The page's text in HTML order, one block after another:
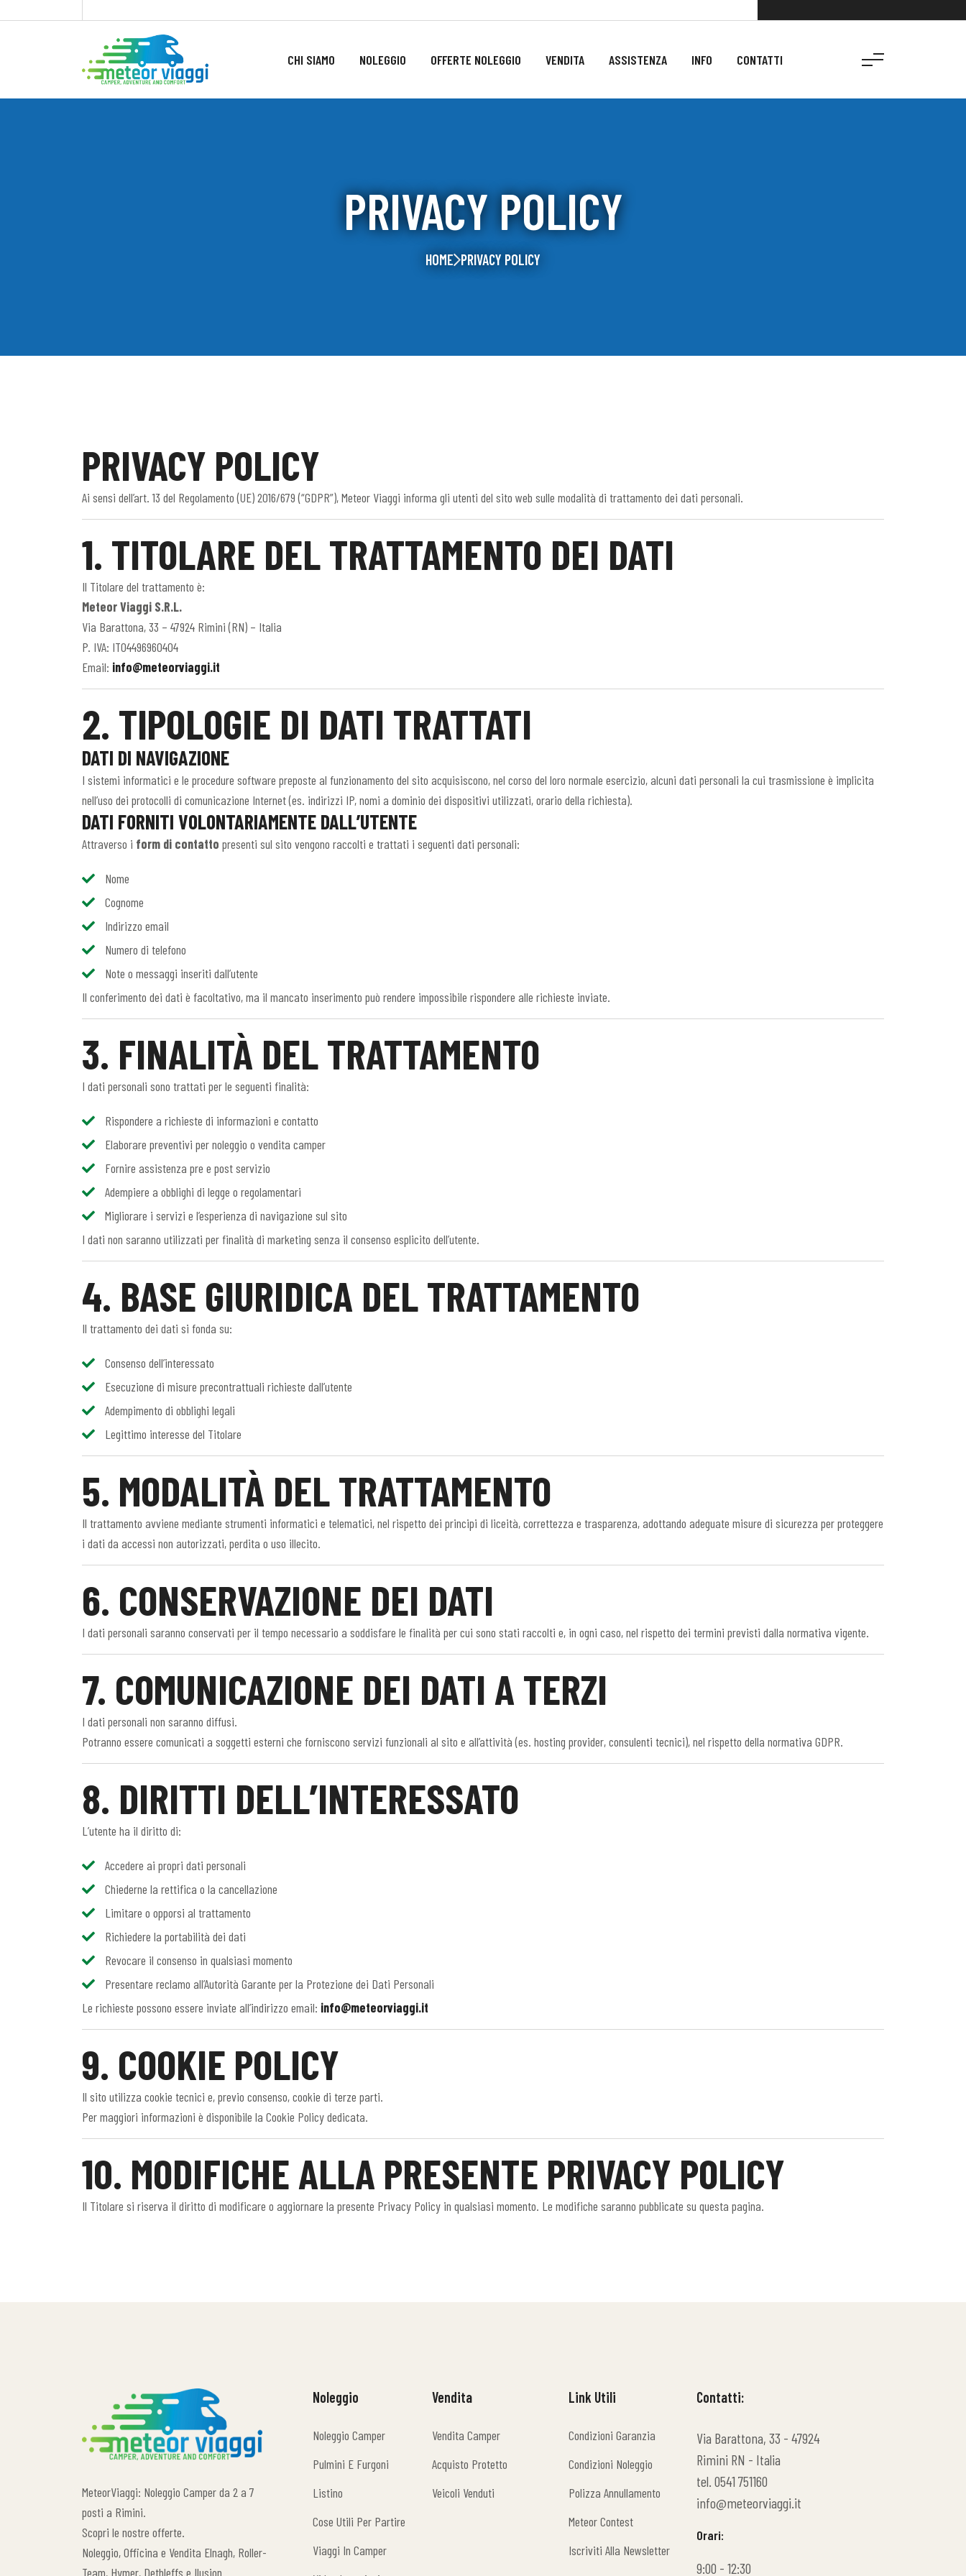
CHI SIAMO NOLEGGIO OFFERTE NOLEGGIO VENDITA ASSISTENZA INFO CONTATTI
PRIVACY POLICY
HOME PRIVACY POLICY
PRIVACY POLICY
Ai sensi dell’art. 13 del Regolamento (UE) 2016/679 (“GDPR”), Meteor Viaggi informa gli utenti del sito web sulle modalità di trattamento dei dati personali.
1. TITOLARE DEL TRATTAMENTO DEI DATI
Il Titolare del trattamento è:
Meteor Viaggi S.R.L.
Via Barattona, 33 – 47924 Rimini (RN) – Italia
P. IVA: IT04496960404
Email: info@meteorviaggi.it
2. TIPOLOGIE DI DATI TRATTATI
DATI DI NAVIGAZIONE
I sistemi informatici e le procedure software preposte al funzionamento del sito acquisiscono, nel corso del loro normale esercizio, alcuni dati personali la cui trasmissione è implicita
nell’uso dei protocolli di comunicazione Internet (es. indirizzi IP, nomi a dominio dei dispositivi utilizzati, orario della richiesta).
DATI FORNITI VOLONTARIAMENTE DALL’UTENTE
Attraverso i form di contatto presenti sul sito vengono raccolti e trattati i seguenti dati personali:
Nome
Cognome
Indirizzo email
Numero di telefono
Note o messaggi inseriti dall’utente
Il conferimento dei dati è facoltativo, ma il mancato inserimento può rendere impossibile rispondere alle richieste inviate.
3. FINALITÀ DEL TRATTAMENTO
I dati personali sono trattati per le seguenti finalità:
Rispondere a richieste di informazioni e contatto
Elaborare preventivi per noleggio o vendita camper
Fornire assistenza pre e post servizio
Adempiere a obblighi di legge o regolamentari
Migliorare i servizi e l’esperienza di navigazione sul sito
I dati non saranno utilizzati per finalità di marketing senza il consenso esplicito dell’utente.
4. BASE GIURIDICA DEL TRATTAMENTO
Il trattamento dei dati si fonda su:
Consenso dell’interessato
Esecuzione di misure precontrattuali richieste dall’utente
Adempimento di obblighi legali
Legittimo interesse del Titolare
5. MODALITÀ DEL TRATTAMENTO
Il trattamento avviene mediante strumenti informatici e telematici, nel rispetto dei principi di liceità, correttezza e trasparenza, adottando adeguate misure di sicurezza per proteggere
i dati da accessi non autorizzati, perdita o uso illecito.
6. CONSERVAZIONE DEI DATI
I dati personali saranno conservati per il tempo necessario a soddisfare le finalità per cui sono stati raccolti e, in ogni caso, nel rispetto dei termini previsti dalla normativa vigente.
7. COMUNICAZIONE DEI DATI A TERZI
I dati personali non saranno diffusi.
Potranno essere comunicati a soggetti esterni che forniscono servizi funzionali al sito e all’attività (es. hosting provider, consulenti tecnici), nel rispetto della normativa GDPR.
8. DIRITTI DELL’INTERESSATO
L’utente ha il diritto di:
Accedere ai propri dati personali
Chiederne la rettifica o la cancellazione
Limitare o opporsi al trattamento
Richiedere la portabilità dei dati
Revocare il consenso in qualsiasi momento
Presentare reclamo all’Autorità Garante per la Protezione dei Dati Personali
Le richieste possono essere inviate all’indirizzo email: info@meteorviaggi.it
9. COOKIE POLICY
Il sito utilizza cookie tecnici e, previo consenso, cookie di terze parti.
Per maggiori informazioni è disponibile la Cookie Policy dedicata.
10. MODIFICHE ALLA PRESENTE PRIVACY POLICY
Il Titolare si riserva il diritto di modificare o aggiornare la presente Privacy Policy in qualsiasi momento. Le modifiche saranno pubblicate su questa pagina.
MeteorViaggi: Noleggio Camper da 2 a 7
posti a Rimini.
Scopri le nostre offerte.
Noleggio, Officina e Vendita Elnagh, Roller-
Team, Hymer, Dethleffs e Ilusion.
Noleggio
Noleggio Camper
Pulmini E Furgoni
Listino
Cose Utili Per Partire
Viaggi In Camper
Vendita
Vendita Camper
Acquisto Protetto
Veicoli Venduti
Link Utili
Condizioni Garanzia
Condizioni Noleggio
Polizza Annullamento
Meteor Contest
Iscriviti Alla Newsletter
Contatti:
Via Barattona, 33 - 47924
Rimini RN - Italia
tel. 0541 751160
info@meteorviaggi.it
Orari:
9:00 - 12:30